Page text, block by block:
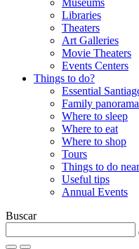
Museums
Libraries
Theaters
Art Galleries
Movie Theaters
Events Centers
Things to do?
Essential
Family
Where to sleep
Where to eat
Where to shop
Tours
Things to do
Useful tips
Annual Events
Buscar